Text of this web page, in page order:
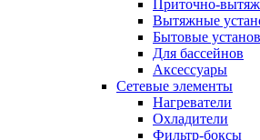
Приточно-
Вытяжные
Бытовые
Для бассейнов
Аксессуары
Сетевые элементы
Нагреватели
Охладители
Фильтр-боксы